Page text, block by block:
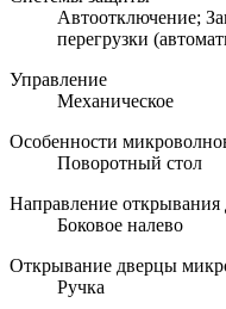
Автоотключение;
перегрузки
Управление
Механическое
Особенности
Поворотный стол
Направление открывания
Боковое налево
Открывание дверцы
Ручка